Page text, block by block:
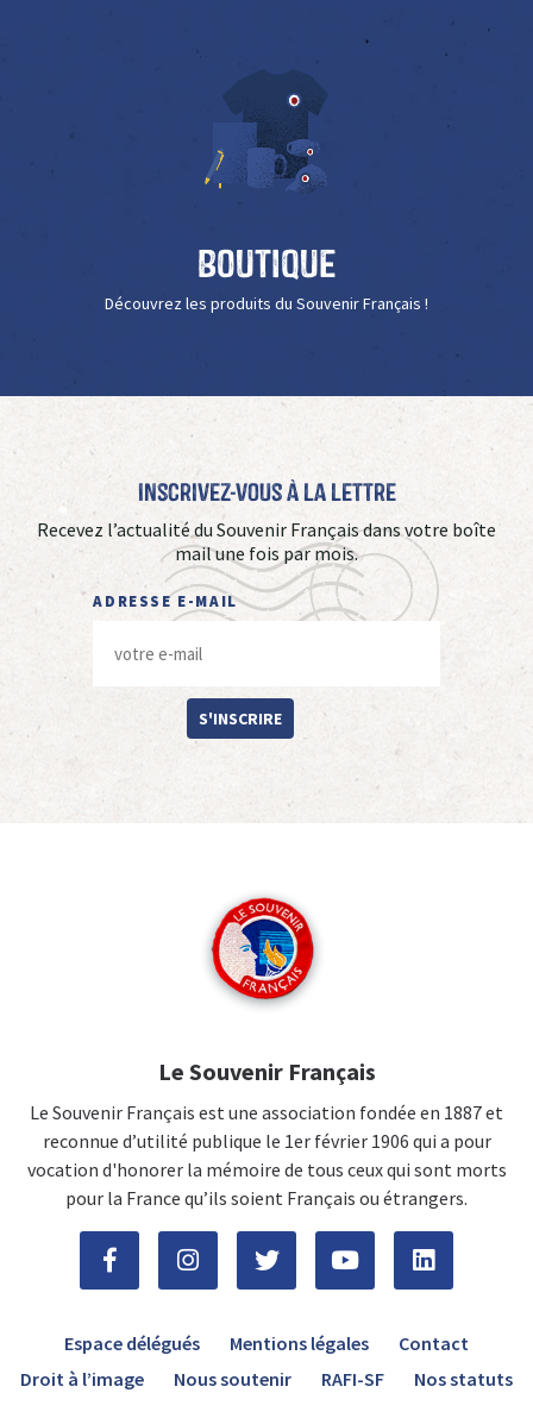
Boutique
Découvrez les produits du Souvenir Français !
Inscrivez-vous à La Lettre
Recevez l’actualité du Souvenir Français dans votre boîte
mail une fois par mois.
ADRESSE E-MAIL
S'INSCRIRE
Le Souvenir Français
Le Souvenir Français est une association fondée en 1887 et
reconnue d’utilité publique le 1er février 1906 qui a pour
vocation d'honorer la mémoire de tous ceux qui sont morts
pour la France qu’ils soient Français ou étrangers.
Espace délégués Mentions légales
Contact
Droit à l’image
Nous soutenir RAFI-SF Nos statuts